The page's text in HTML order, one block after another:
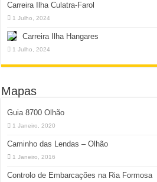
Carreira Ilha Culatra-Farol
1 Julho, 2024
Carreira Ilha Hangares
1 Julho, 2024
Mapas
Guia 8700 Olhão
1 Janeiro, 2020
Caminho das Lendas – Olhão
1 Janeiro, 2016
Controlo de Embarcações na Ria Formosa